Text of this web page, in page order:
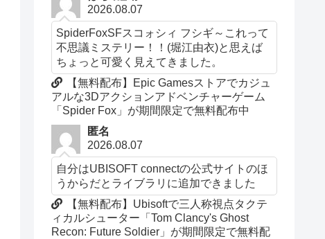
2026.08.07
SpiderFoxSFスコォシィ フシギ～これって
不思議ミステリー！！(堀江由衣)と思えば
ちょっと可愛く見えてきました。
【無料配布】Epic Gamesストアでカジュ
アルな3Dアクションアドベンチャーゲーム
「Spider Fox」が期間限定で無料配布中
匿名
2026.08.07
自分はUBISOFT connectの公式サイトのほ
うからだとライブラリに追加できました
【無料配布】Ubisoftで三人称視点タクテ
ィカルシューター「Tom Clancy's Ghost
Recon: Future Soldier」が期間限定で無料配